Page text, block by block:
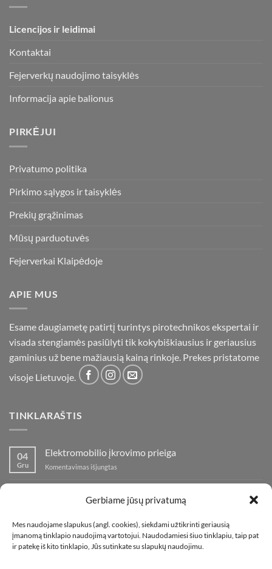
Gerbiame jūsų privatumą
Mes naudojame slapukus (angl. cookies), siekdami užtikrinti geriausią
įmanomą tinklapio naudojimą vartotojui. Naudodamiesi šiuo tinklapiu, taip pat
ir patekę iš kito tinklapio, Jūs sutinkate su slapukų naudojimu.
Licencijos ir leidimai
Kontaktai
Fejerverkų naudojimo taisyklės
Informacija apie balionus
PIRKĖJUI
Privatumo politika
Pirkimo sąlygos ir taisyklės
Prekių grąžinimas
Mūsų parduotuvės
Fejerverkai Klaipėdoje
APIE MUS
Esame daugiametę patirtį turintys pirotechnikos ekspertai ir
visada stengiamės pasiūlyti tik kokybiškiausius ir geriausius
gaminius už bene mažiausią kainą rinkoje. Prekes pristatome
visoje Lietuvoje.
TINKLARAŠTIS
04
Gru
Elektromobilio įkrovimo prieiga
Komentavimas išjungtas
prieiga
įraše
fejerverkų
parduotuvė
Klaipedoje!
01
Lap
Kaip fotografuoti fejerverkus
Komentavimas išjungtasįraše